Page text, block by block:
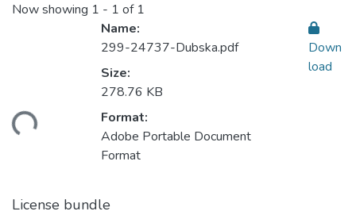
Now showing 1 - 1 of 1
Name:
299-24737-Dubska.pdf
Size:
278.76 KB
Format:
Adobe Portable Document
Format
Down
load
License bundle